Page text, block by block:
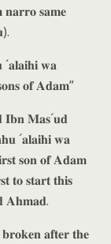
𝐬𝐚𝐦𝐞
𝐰𝐚
𝐨𝐟 𝐀𝐝𝐚𝐦”
𝐈𝐛𝐧 𝐌𝐚𝐬´𝐮𝐝
´𝐚𝐥𝐚𝐢𝐡𝐢 𝐰𝐚
𝐬𝐨𝐧 𝐨𝐟 𝐀𝐝𝐚𝐦
𝐭𝐨 𝐬𝐭𝐚𝐫𝐭 𝐭𝐡𝐢𝐬
𝐀𝐡𝐦𝐚𝐝.
𝐚𝐟𝐭𝐞𝐫 𝐭𝐡𝐞